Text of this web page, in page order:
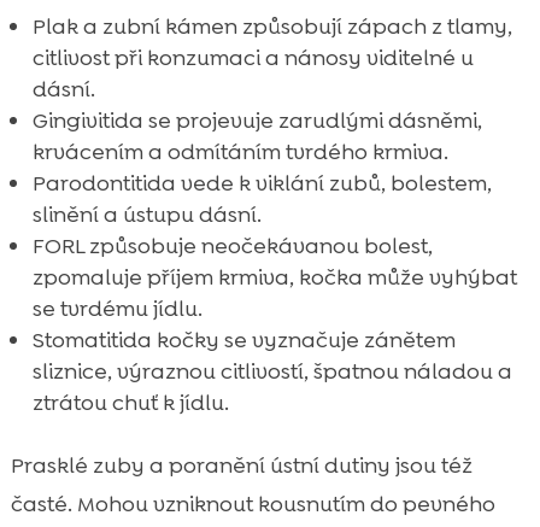
Plak a zubní kámen způsobují zápach z tlamy,
citlivost při konzumaci a nánosy viditelné u
dásní.
Gingivitida se projevuje zarudlými dásněmi,
krvácením a odmítáním tvrdého krmiva.
Parodontitida vede k viklání zubů, bolestem,
slinění a ústupu dásní.
FORL způsobuje neočekávanou bolest,
zpomaluje příjem krmiva, kočka může vyhýbat
se tvrdému jídlu.
Stomatitida kočky se vyznačuje zánětem
sliznice, výraznou citlivostí, špatnou náladou a
ztrátou chuť k jídlu.
Prasklé zuby a poranění ústní dutiny jsou též
časté. Mohou vzniknout kousnutím do pevného